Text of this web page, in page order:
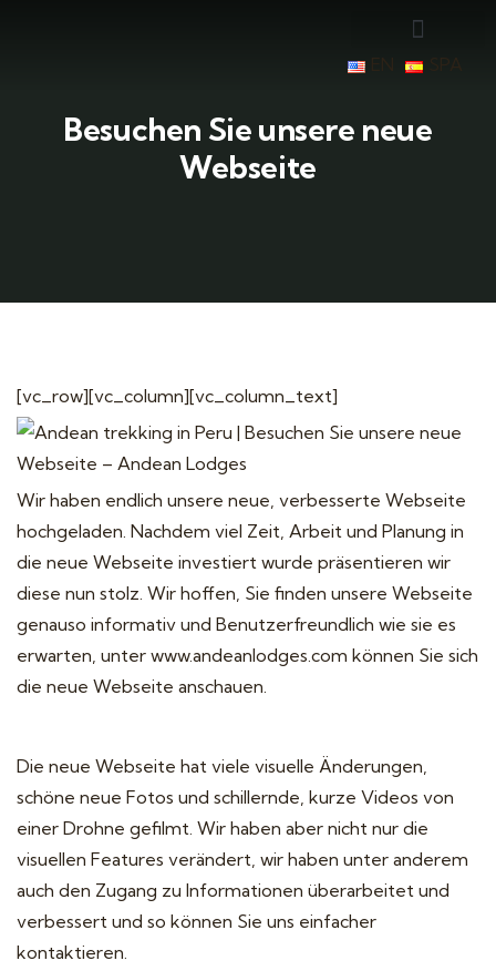
Besuchen Sie unsere neue
Webseite
[vc_row][vc_column][vc_column_text]
Wir haben endlich unsere neue, verbesserte Webseite
hochgeladen. Nachdem viel Zeit, Arbeit und Planung in
die neue Webseite investiert wurde präsentieren wir
diese nun stolz. Wir hoffen, Sie finden unsere Webseite
genauso informativ und Benutzerfreundlich wie sie es
erwarten, unter www.andeanlodges.com können Sie sich
die neue Webseite anschauen.
Die neue Webseite hat viele visuelle Änderungen,
schöne neue Fotos und schillernde, kurze Videos von
einer Drohne gefilmt. Wir haben aber nicht nur die
visuellen Features verändert, wir haben unter anderem
auch den Zugang zu Informationen überarbeitet und
verbessert und so können Sie uns einfacher
kontaktieren.